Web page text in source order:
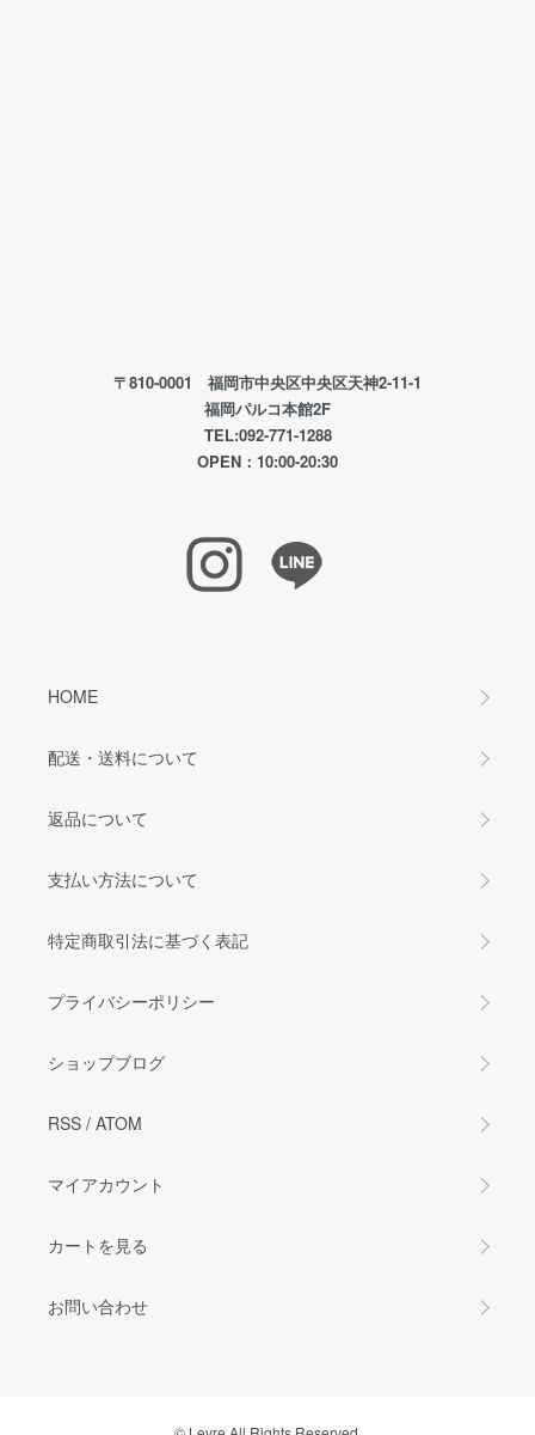
〒810-0001 福岡市中央区中央区天神2-11-1
福岡パルコ本館2F
TEL:092-771-1288
OPEN：10:00-20:30
HOME
配送・送料について
返品について
支払い方法について
特定商取引法に基づく表記
プライバシーポリシー
ショップブログ
RSS / ATOM
マイアカウント
カートを見る
お問い合わせ